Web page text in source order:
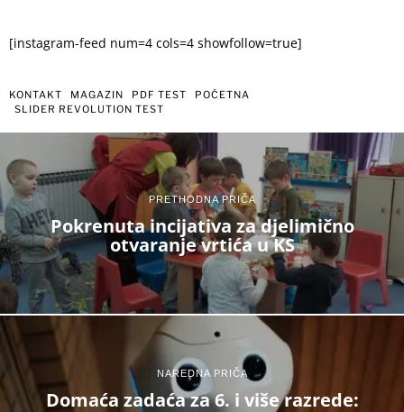
[instagram-feed num=4 cols=4 showfollow=true]
KONTAKT MAGAZIN PDF TEST
POČETNA
SLIDER REVOLUTION TEST
PRETHODNA PRIČA
Pokrenuta incijativa za djelimično
otvaranje vrtića u KS
NAREDNA PRIČA
Domaća zadaća za 6. i više razrede: